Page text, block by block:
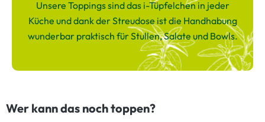
Unsere Toppings sind das i-Tüpfelchen in jeder
Küche und dank der Streudose ist die Handhabung
wunderbar praktisch für Stullen, Salate und Bowls.
Wer kann das noch toppen?